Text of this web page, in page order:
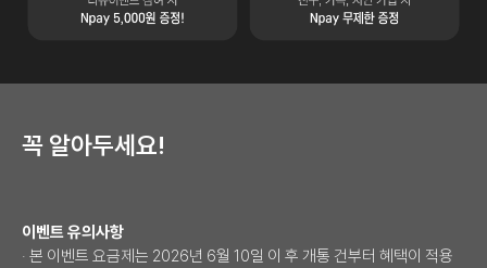
꼭 알아두세요!
이벤트 유의사항
· 본 이벤트 요금제는 2026년 6월 10일 이 후 개통 건부터 혜택이 적용